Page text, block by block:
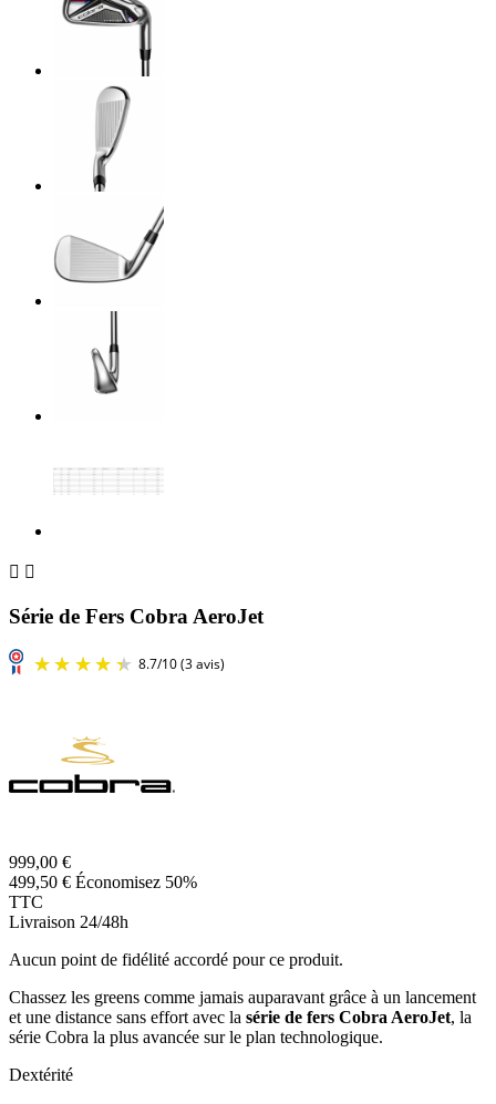
 
Série de Fers Cobra AeroJet
999,00 €
499,50 € Économisez 50%
TTC
Livraison 24/48h
Aucun point de fidélité accordé pour ce produit.
Chassez les greens comme jamais auparavant grâce à un lancement
et une distance sans effort avec la série de fers Cobra AeroJet, la
série Cobra la plus avancée sur le plan technologique.
Dextérité